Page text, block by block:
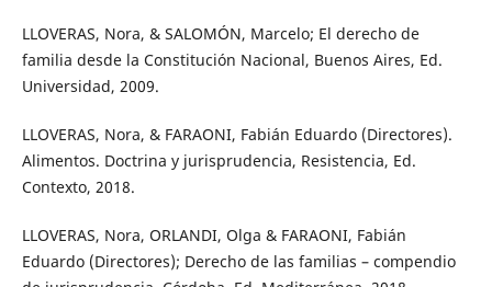
LLOVERAS, Nora, & SALOMÓN, Marcelo; El derecho de
familia desde la Constitución Nacional, Buenos Aires, Ed.
Universidad, 2009.
LLOVERAS, Nora, & FARAONI, Fabián Eduardo (Directores).
Alimentos. Doctrina y jurisprudencia, Resistencia, Ed.
Contexto, 2018.
LLOVERAS, Nora, ORLANDI, Olga & FARAONI, Fabián
Eduardo (Directores); Derecho de las familias – compendio